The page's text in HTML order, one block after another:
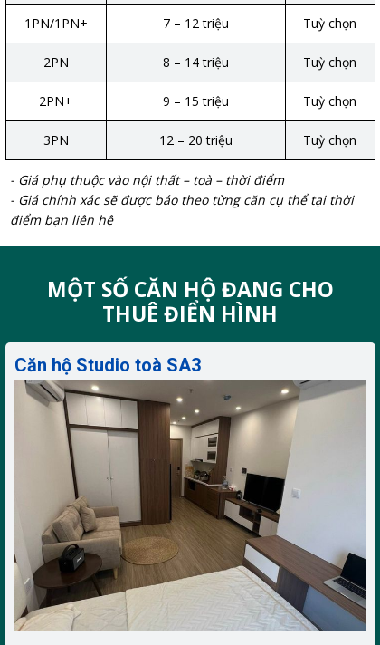
1PN/1PN+ 7 – 12 triệu Tuỳ chọn
2PN 8 – 14 triệu Tuỳ chọn
2PN+ 9 – 15 triệu Tuỳ chọn
3PN 12 – 20 triệu Tuỳ chọn
- Giá phụ thuộc vào nội thất – toà – thời điểm
- Giá chính xác sẽ được báo theo từng căn cụ thể tại thời
điểm bạn liên hệ
MỘT SỐ CĂN HỘ ĐANG CHO
THUÊ ĐIỂN HÌNH
Căn hộ Studio toà SA3